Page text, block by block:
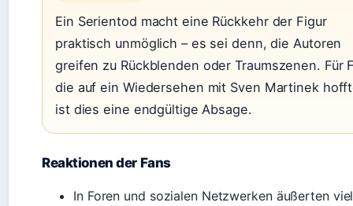
Ein Serientod macht eine Rückkehr der Figur
praktisch unmöglich – es sei denn, die Autoren
greifen zu Rückblenden oder Traumszenen. Für
die auf ein Wiedersehen mit Sven Martinek
ist dies eine endgültige Absage.
Reaktionen der Fans
In Foren und sozialen Netzwerken äußerten